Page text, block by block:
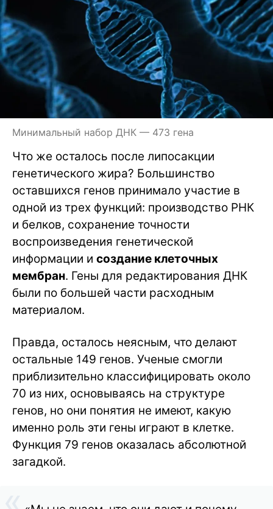
Минимальный набор ДНК — 473 гена
Что же осталось после липосакции
генетического жира? Большинство
оставшихся генов принимало участие в
одной из трех функций: производство РНК
и белков, сохранение точности
воспроизведения генетической
информации и создание клеточных
мембран. Гены для редактирования ДНК
были по большей части расходным
материалом.
Правда, осталось неясным, что делают
остальные 149 генов. Ученые смогли
приблизительно классифицировать около
70 из них, основываясь на структуре
генов, но они понятия не имеют, какую
именно роль эти гены играют в клетке.
Функция 79 генов оказалась абсолютной
загадкой.